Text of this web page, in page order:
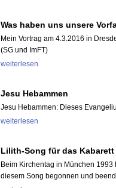
Was haben uns unsere
Mein Vortrag am 4.3.2016 in
(SG und ImFT)
weiterlesen
Jesu Hebammen
Jesu Hebammen: Dieses
weiterlesen
Lilith-Song für das Kabarett
Beim Kirchentag in München
diesem Song begonnen und